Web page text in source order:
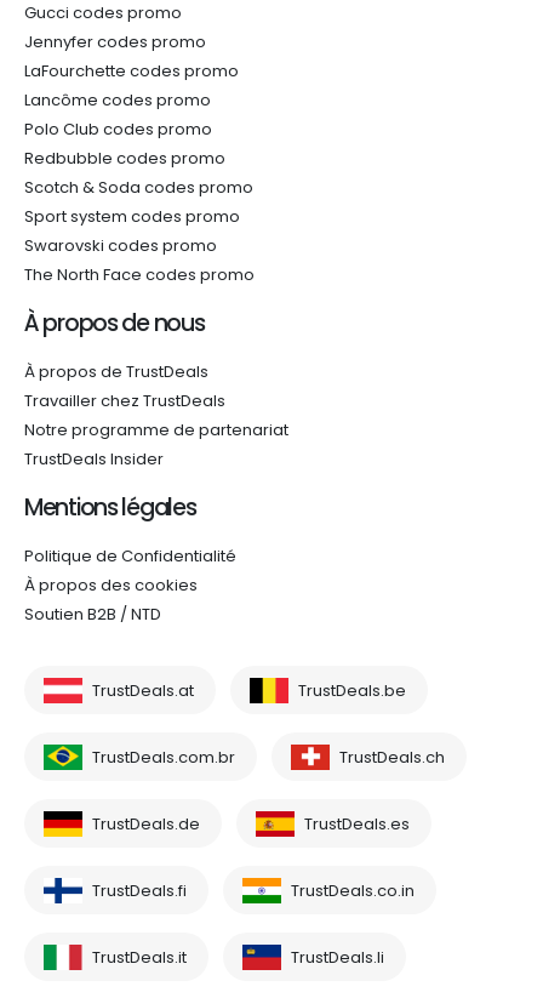
Gucci codes promo
Jennyfer codes promo
LaFourchette codes promo
Lancôme codes promo
Polo Club codes promo
Redbubble codes promo
Scotch & Soda codes promo
Sport system codes promo
Swarovski codes promo
The North Face codes promo
À propos de nous
À propos de TrustDeals
Travailler chez TrustDeals
Notre programme de partenariat
TrustDeals Insider
Mentions légales
Politique de Confidentialité
À propos des cookies
Soutien B2B / NTD
TrustDeals.at TrustDeals.be
TrustDeals.com.br TrustDeals.ch
TrustDeals.de TrustDeals.es
TrustDeals.fi TrustDeals.co.in
TrustDeals.it TrustDeals.li